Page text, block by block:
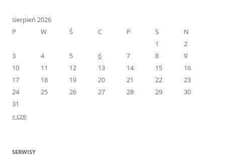
sierpień 2026
P
W Ś C P S
N
1
2
3
4 5 6 7 8
9
10
11 12 13 14 15
16
17
18 19 20 21 22
23
24
25 26 27 28 29
30
31
« cze
SERWISY